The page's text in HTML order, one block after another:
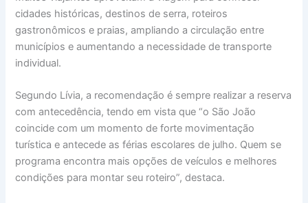
cidades históricas, destinos de serra, roteiros
gastronômicos e praias, ampliando a circulação entre
municípios e aumentando a necessidade de transporte
individual.
Segundo Lívia, a recomendação é sempre realizar a reserva
com antecedência, tendo em vista que “o São João
coincide com um momento de forte movimentação
turística e antecede as férias escolares de julho. Quem se
programa encontra mais opções de veículos e melhores
condições para montar seu roteiro”, destaca.